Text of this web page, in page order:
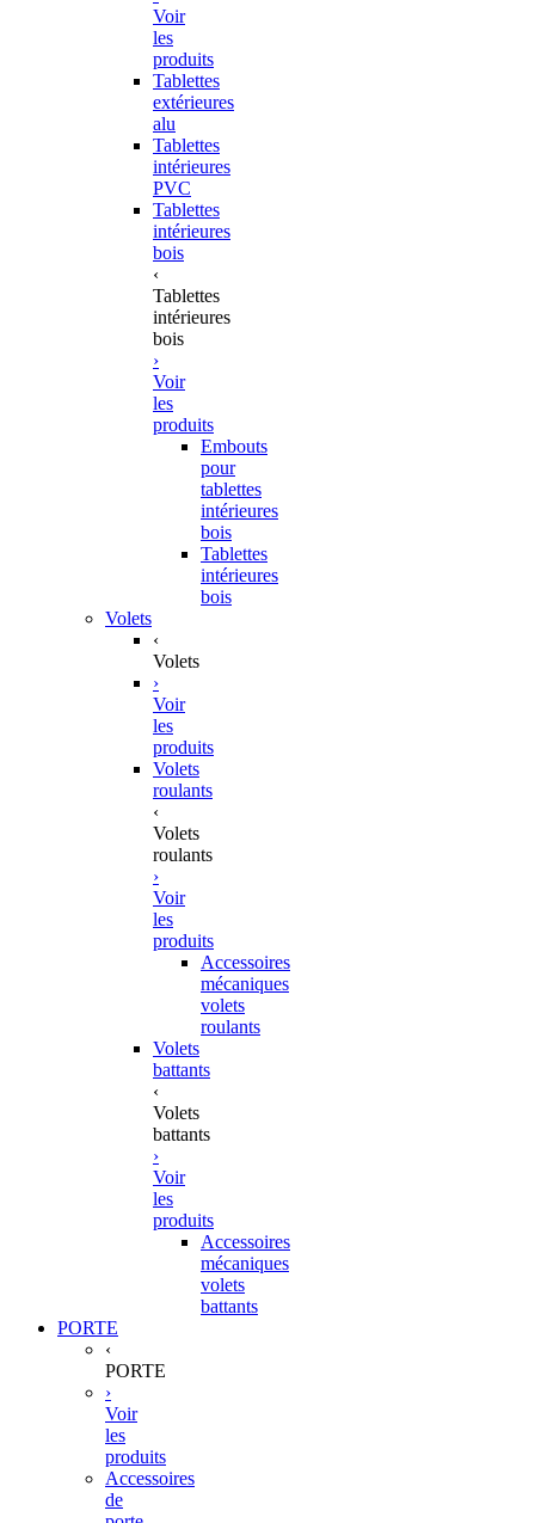
Voir
les
produits
Tablettes
extérieures
alu
Tablettes
intérieures
PVC
Tablettes
intérieures
bois
‹
Tablettes
intérieures
bois
›
Voir
les
produits
Embouts
pour
tablettes
intérieures
bois
Tablettes
intérieures
bois
Volets
‹
Volets
›
Voir
les
produits
Volets
roulants
‹
Volets
roulants
›
Voir
les
produits
Accessoires
mécaniques
volets
roulants
Volets
battants
‹
Volets
battants
›
Voir
les
produits
Accessoires
mécaniques
volets
battants
PORTE
‹
PORTE
›
Voir
les
produits
Accessoires
de